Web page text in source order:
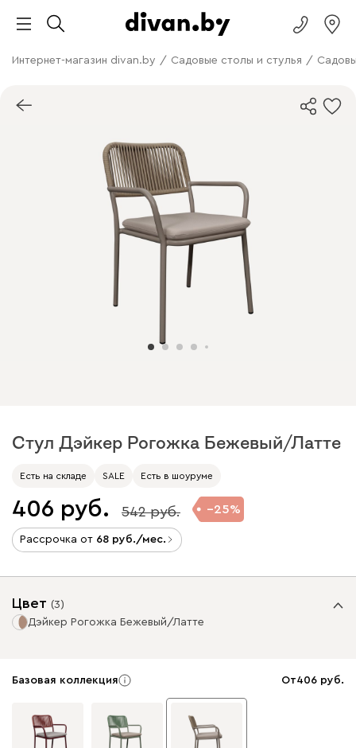
Интернет-магазин divan.by / Садовые столы и стулья /
Стул Дэйкер Рогожка Бежевый/Латте
Есть на складе SALE Есть в шоуруме
406 542 25
Рассрочка от 68 /мес.
Цвет (3)
Дэйкер Рогожка Бежевый/Латте
Базовая коллекция От406